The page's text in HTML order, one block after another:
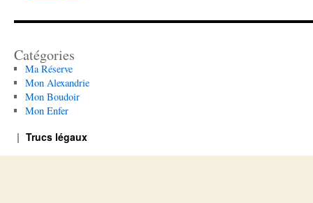
Catégories
Ma Réserve
Mon Alexandrie
Mon Boudoir
Mon Enfer
Trucs légaux